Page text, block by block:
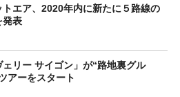
トエア、2020年内に新たに５路線の
発表
ェリー サイゴン」が“路地裏グル
アーをスタート